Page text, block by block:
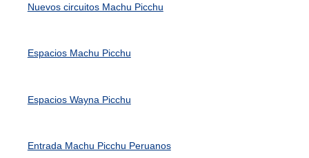
Nuevos circuitos Machu Picchu
Espacios Machu Picchu
Espacios Wayna Picchu
Entrada Machu Picchu Peruanos